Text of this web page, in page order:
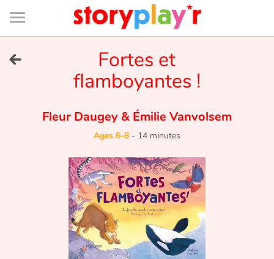
Connexion
Bibliothèque
de
page
Try for free
Tales and classics in french
Fortes et
flamboyantes !
Fleur Daugey& Émilie Vanvolsem
Ages 6-8 - 14 minutes